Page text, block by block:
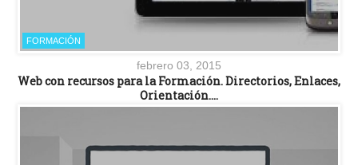
FORMACIÓN
febrero 03, 2015
Web con recursos para la Formación. Directorios, Enlaces,
Orientación….